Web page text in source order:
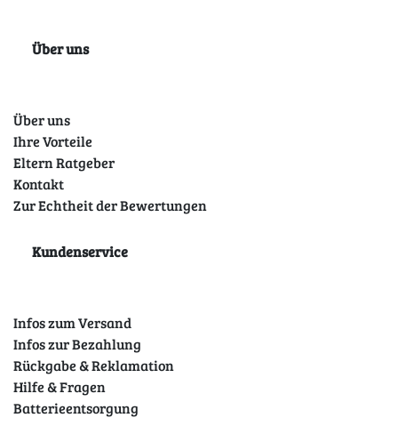
Über uns
Über uns
Ihre Vorteile
Eltern Ratgeber
Kontakt
Zur Echtheit der Bewertungen
Kundenservice
Infos zum Versand
Infos zur Bezahlung
Rückgabe & Reklamation
Hilfe & Fragen
Batterieentsorgung